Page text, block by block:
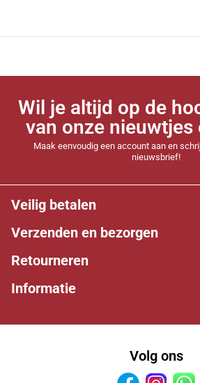
Wil je altijd op de
van onze nieuwtjes
Maak eenvoudig een account aan en
nieuwsbrief!
Veilig betalen
Verzenden en bezorgen
Retourneren
Informatie
Volg ons
Facebook